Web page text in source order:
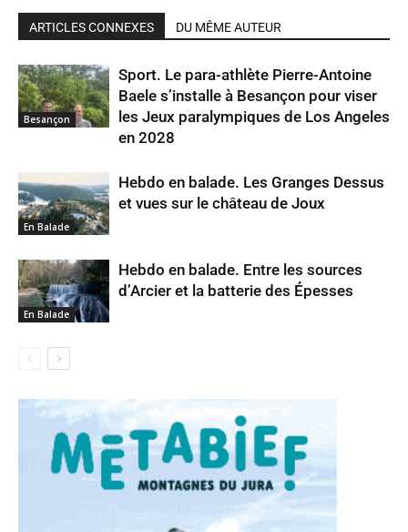
ARTICLES CONNEXES DU MÊME AUTEUR
Besançon
Sport. Le para-athlète Pierre-Antoine
Baele s’installe à Besançon pour viser
les Jeux paralympiques de Los Angeles
en 2028
En Balade
Hebdo en balade. Les Granges Dessus
et vues sur le château de Joux
En Balade
Hebdo en balade. Entre les sources
d’Arcier et la batterie des Épesses